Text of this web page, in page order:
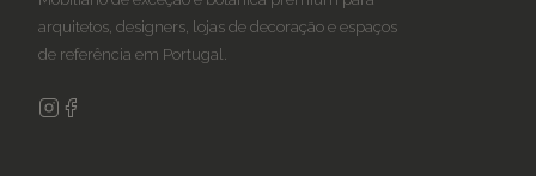
arquitetos, designers, lojas de decoração e espaços
de referência em Portugal.